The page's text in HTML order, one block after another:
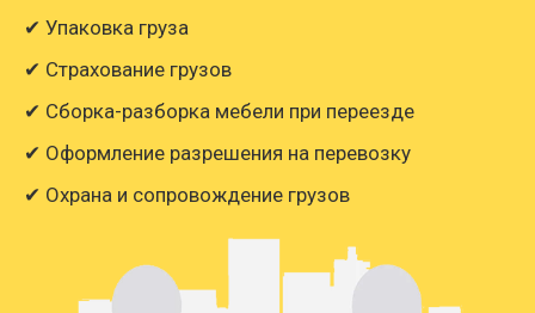
✔ Упаковка груза
✔ Страхование грузов
✔ Сборка-разборка мебели при переезде
✔ Оформление разрешения на перевозку
✔ Охрана и сопровождение грузов